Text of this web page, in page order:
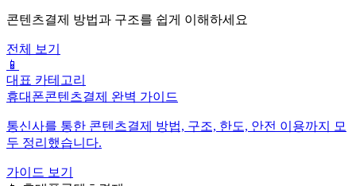
콘텐츠결제 방법과 구조를 쉽게 이해하세요
전체 보기
📱
대표 카테고리
휴대폰콘텐츠결제 완벽 가이드
통신사를 통한 콘텐츠결제 방법, 구조, 한도, 안전 이용까지 모
두 정리했습니다.
가이드 보기